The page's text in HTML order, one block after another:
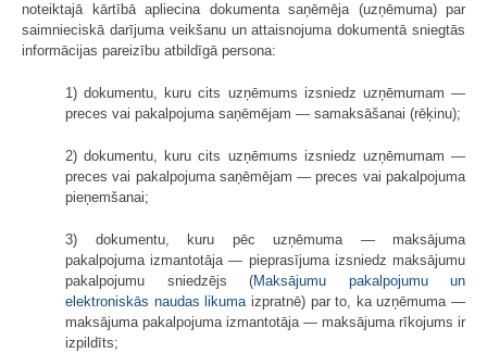
noteiktajā kārtībā apliecina dokumenta saņēmēja (uzņēmuma) par
saimnieciskā darījuma veikšanu un attaisnojuma dokumentā sniegtās
informācijas pareizību atbildīgā persona:
1) dokumentu, kuru cits uzņēmums izsniedz uzņēmumam —
preces vai pakalpojuma saņēmējam — samaksāšanai (rēķinu);
2) dokumentu, kuru cits uzņēmums izsniedz uzņēmumam —
preces vai pakalpojuma saņēmējam — preces vai pakalpojuma
pieņemšanai;
3) dokumentu, kuru pēc uzņēmuma — maksājuma
pakalpojuma izmantotāja — pieprasījuma izsniedz maksājumu
pakalpojumu sniedzējs (Maksājumu pakalpojumu un
elektroniskās naudas likumaizpratnē) par to, ka uzņēmuma —
maksājuma pakalpojuma izmantotāja — maksājuma rīkojums ir
izpildīts;